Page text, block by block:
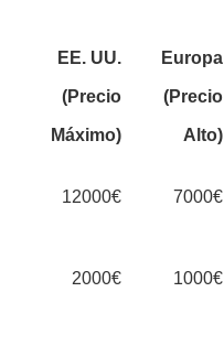
Europa
(Precio
Alto)
EE. UU.
(Precio
Máximo)
7000€
12000€
1000€
2000€